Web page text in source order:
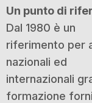
Un punto di
Dal 1980 è un
riferimento per
nazionali ed
internazionali
formazione